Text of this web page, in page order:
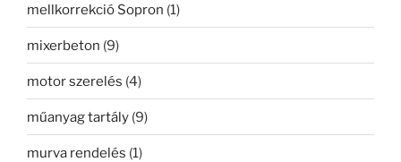
mellkorrekció Sopron (1)
mixerbeton (9)
motor szerelés (4)
műanyag tartály (9)
murva rendelés (1)